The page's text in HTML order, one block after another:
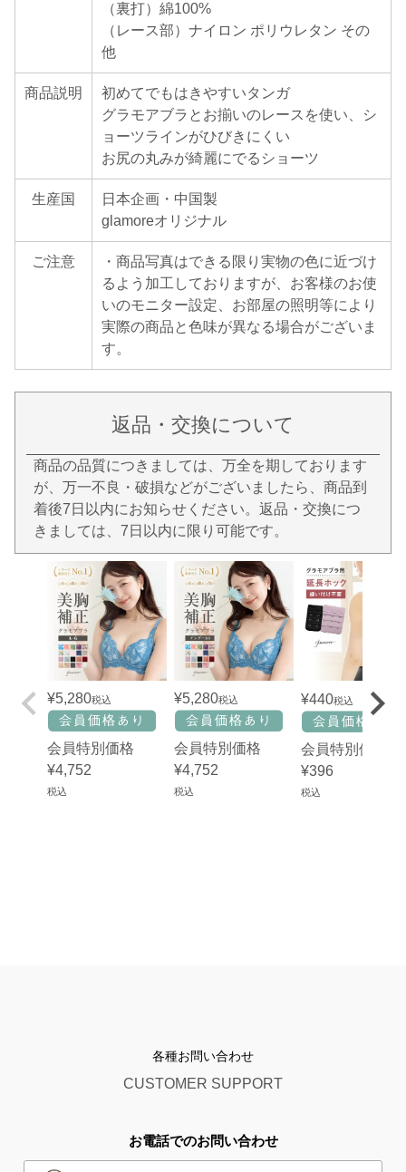
（裏打）綿100%
（レース部）ナイロン ポリウレタン その
他
商品説明
初めてでもはきやすいタンガ
グラモアブラとお揃いのレースを使い、シ
ョーツラインがひびきにくい
お尻の丸みが綺麗にでるショーツ
生産国
日本企画・中国製
glamoreオリジナル
ご注意
・商品写真はできる限り実物の色に近づけ
るよう加工しておりますが、お客様のお使
いのモニター設定、お部屋の照明等により
実際の商品と色味が異なる場合がございま
す。
返品・交換について
商品の品質につきましては、万全を期しております
が、万一不良・破損などがございましたら、商品到
着後7日以内にお知らせください。返品・交換につ
きましては、7日以内に限り可能です。
¥5,280税込
会員特別価格
¥4,752
税込
¥5,280税込
会員特別価格
¥4,752
税込
¥440税込
会員特別価格
¥396
税込
各種お問い合わせ
CUSTOMER SUPPORT
お電話でのお問い合わせ